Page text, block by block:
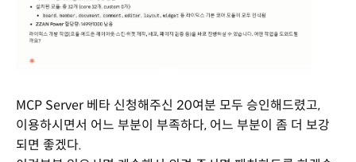
MCP Server 베타 신청해주신 20여분 모두 승인해드렸고,
이용하시면서 어느 부분이 부족하다, 어느 부분이 좀 더 보강
되면 좋겠다.